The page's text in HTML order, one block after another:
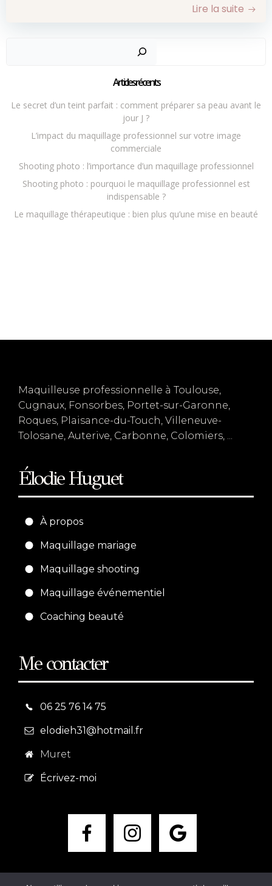
Lire la suite
Articles récents
Le secret d’un teint parfait : comment préparer sa peau avant le
jour J ?
L’impact du maquillage professionnel sur votre image
commerciale
Shooting photo : l’importance d’un maquillage professionnel
Shooting photo : pourquoi le maquillage professionnel est
indispensable ?
Le maquillage thérapeutique : bien plus qu’une mise en beauté
Maquilleuse professionnelle à Toulouse,
Cugnaux, Fonsorbes, Portet-sur-Garonne,
Roques, Plaisance-du-Touch, Villeneuve-
Tolosane, Auterive, Carbonne, Colomiers, ...
Élodie Huguet
À propos
Maquillage mariage
Maquillage shooting
Maquillage événementiel
Coaching beauté
Me contacter
06 25 76 14 75
elodieh31@hotmail.fr
Muret
Écrivez-moi